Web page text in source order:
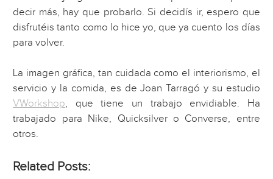
decir más, hay que probarlo. Si decidís ir, espero que
disfrutéis tanto como lo hice yo, que ya cuento los días
para volver.
La imagen gráfica, tan cuidada como el interiorismo, el
servicio y la comida, es de Joan Tarragó y su estudio
VWorkshop, que tiene un trabajo envidiable. Ha
trabajado para Nike, Quicksilver o Converse, entre
otros.
Related Posts: